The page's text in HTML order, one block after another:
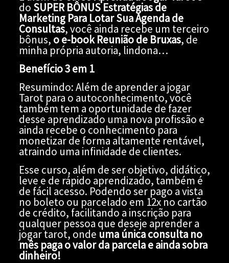
do SUPER BÔNUS Estratégias de
Marketing Para Lotar Sua Agenda de
Consultas, você ainda recebe um terceiro
bônus, o e-book Reunião de Bruxas, de
minha própria autoria, lindona…
Benefício 3 em 1
Resumindo: Além de aprender a jogar
Tarot para o autoconhecimento, você
também tem a oportunidade de fazer
desse aprendizado uma nova profissão e
ainda recebe o conhecimento para
monetizar de forma altamente rentável,
atraindo uma infinidade de clientes.
Esse curso, além de ser objetivo, didático,
leve e de rápido aprendizado, também é
de fácil acesso. Podendo ser pago a vista
no boleto ou parcelado em 12x no cartão
de crédito, facilitando a inscrição para
qualquer pessoa que deseje aprender a
jogar tarot, onde uma única consulta no
mês paga o valor da parcela e ainda sobra
dinheiro!